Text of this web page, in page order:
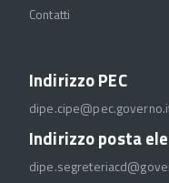
Contatti
Indirizzo PEC
Indirizzo posta